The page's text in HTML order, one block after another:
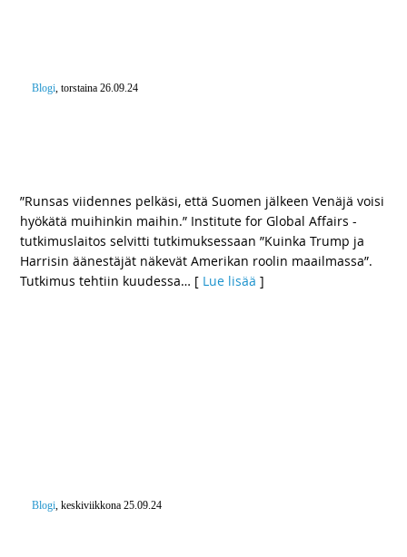
Blogi, torstaina 26.09.24
”Runsas viidennes pelkäsi, että Suomen jälkeen Venäjä voisi
hyökätä muihinkin maihin.” Institute for Global Affairs -
tutkimuslaitos selvitti tutkimuksessaan ”Kuinka Trump ja
Harrisin äänestäjät näkevät Amerikan roolin maailmassa”.
Tutkimus tehtiin kuudessa… [ Lue lisää ]
Blogi, keskiviikkona 25.09.24